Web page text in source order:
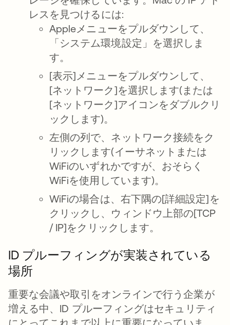
レスを見つけるには:
Appleメニューをプルダウンして、
「システム環境設定」を選択しま
す。
[表示]メニューをプルダウンして、
[ネットワーク]を選択します(または
[ネットワーク]アイコンをダブルクリ
ックします)。
左側の列で、ネットワーク接続をク
リックします(イーサネットまたは
WiFiのいずれかですが、おそらく
WiFiを使用しています)。
WiFiの場合は、右下隅の[詳細設定]を
クリックし、ウィンドウ上部の[TCP
/ IP]をクリックします。
ID プルーフィングが実装されている
場所
重要な会議や取引をオンラインで行う企業が
増える中、ID プルーフィングはセキュリティ